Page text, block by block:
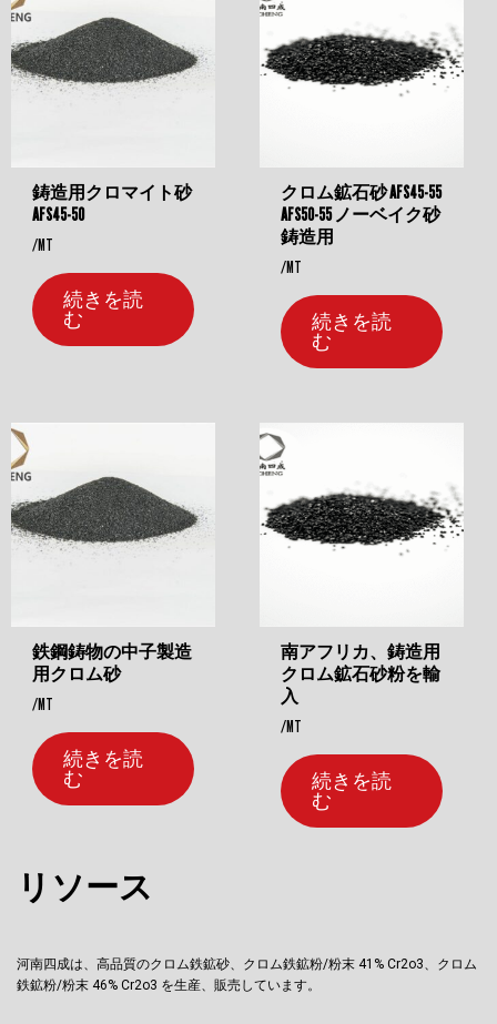
鋳造用クロマイト砂
AFS45-50
/MT
続きを読
む
クロム鉱石砂 AFS45-55
AFS50-55 ノーベイク砂
鋳造用
/MT
続きを読
む
鉄鋼鋳物の中子製造
用クロム砂
/MT
続きを読
む
南アフリカ、鋳造用
クロム鉱石砂粉を輸
入
/MT
続きを読
む
リソース
河南四成は、高品質のクロム鉄鉱砂、クロム鉄鉱粉/粉末 41% Cr2o3、クロム
鉄鉱粉/粉末 46% Cr2o3 を生産、販売しています。